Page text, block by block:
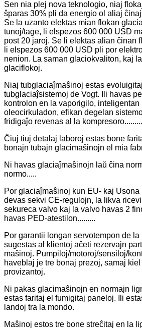
Sen nia plej nova teknologio, niaj
ŝparas 30% pli da energio ol aliaj
Se la uzanto elektas mian flokan
tunoj/tage, li elspezos 600 000 USD
post 20 jaroj. Se li elektas alian ĉinan
li elspezos 600 000 USD pli por
nenion. La saman glaciokvaliton, kaj
glaciflokoj.
Niaj tubglaciaĵmaŝinoj estas
tubglaciaĵsistemoj de Vogt. Ili havas
kontrolon en la vaporigilo,
oleocirkuladon, efikan degelan
fridigaĵo revenas al la kompresoro.........
Ĉiuj tiuj detalaj laboroj estas bone
bonajn tubajn glacimaŝinojn el mia
Ni havas glaciaĵmaŝinojn laŭ ĉina
normo.....
Por glaciaĵmaŝinoj kun EU- kaj Usona
devas sekvi CE-regulojn, la likva
sekureca valvo kaj la valvo havas 2
havas PED-atestilon.........
Por garantii longan servotempon de
sugestas al klientoj aĉeti rezervajn
maŝinoj. Pumpiloj/motoroj/sensiloj/
haveblaj je tre bonaj prezoj, samaj
provizantoj.
Ni pakas glacimaŝinojn en normajn
estas faritaj el fumigitaj paneloj. Ili
landoj tra la mondo.
Maŝinoj estos tre bone streĉitaj en la